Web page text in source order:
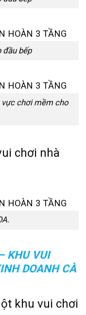
đầu bếp
vực chơi mềm cho
chơi nhà
KHU VUI
DOANH CÀ
khu vui chơi